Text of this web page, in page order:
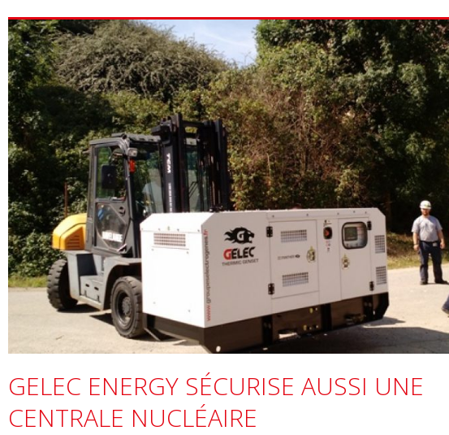
GELEC ENERGY SÉCURISE AUSSI UNE
CENTRALE NUCLÉAIRE